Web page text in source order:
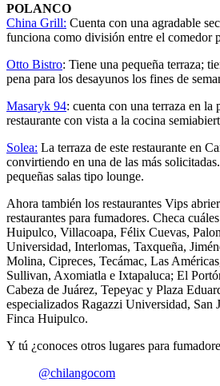
POLANCO
China Grill: Cuenta con una agradable
funciona como división entre el comedor
Otto Bistro: Tiene una pequeña terraza;
pena para los desayunos los fines de
Masaryk 94: cuenta con una terraza en la
restaurante con vista a la cocina
Solea: La terraza de este restaurante en
convirtiendo en una de las más
pequeñas salas tipo lounge.
Ahora también los restaurantes Vips
restaurantes para fumadores. Checa
Huipulco, Villacoapa, Félix Cuevas,
Universidad, Interlomas, Taxqueña,
Molina, Cipreces, Tecámac, Las
Sullivan, Axomiatla e Ixtapaluca; El
Cabeza de Juárez, Tepeyac y Plaza
especializados Ragazzi Universidad, San
Finca Huipulco.
Y tú ¿conoces otros lugares para
@chilangocom